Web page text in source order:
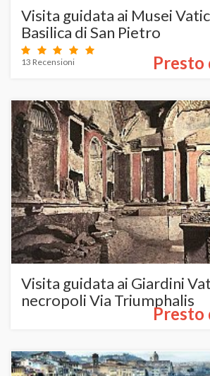
Visita guidata ai Musei
Basilica di San Pietro
13 Recensioni Presto
Visita guidata ai Giardini
necropoli Via Triumphalis
Presto